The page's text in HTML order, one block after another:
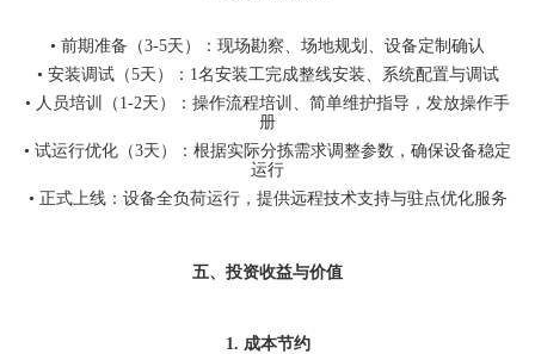
• 前期准备（3-5天）：现场勘察、场地规划、设备定制确认
• 安装调试（5天）： 1名安装工完成整线安装、系统配置与调试
• 人员培训（ 1-2天）：操作流程培训、简单维护指导，发放操作手
册
• 试运行优化（3天）：根据实际分拣需求调整参数，确保设备稳定
运行
• 正式上线：设备全负荷运行，提供远程技术支持与驻点优化服务
五、投资收益与价值
1. 成本节约